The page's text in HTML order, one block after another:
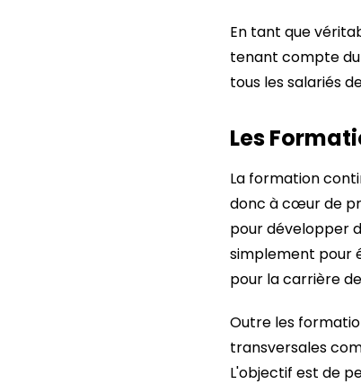
En tant que
tenant compte du
tous les salariés
Les
La formation
donc à cœur de
pour développer
simplement pour
pour la carrière
Outre les
transversales
L'objectif est de